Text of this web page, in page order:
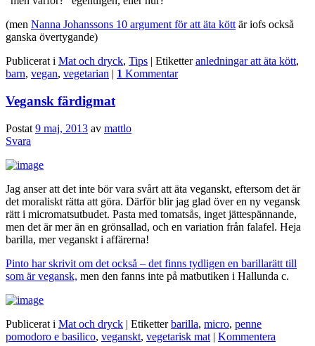
(men Nanna Johanssons 10 argument för att äta köttär iofs också
ganska övertygande)
Publicerat i Mat och dryck, Tips Etiketter anledningar att äta kött,
barn, vegan, vegetarian 1 Kommentar
Vegansk färdigmat
Postat 9 maj, 2013 av mattlo
Svara
Jag anser att det inte bör vara svårt att äta veganskt, eftersom det är
det moraliskt rätta att göra. Därför blir jag glad över en ny vegansk
rätt i micromatsutbudet. Pasta med tomatsås, inget jättespännande,
men det är mer än en grönsallad, och en variation från falafel. Heja
barilla, mer veganskt i affärerna!
Pinto har skrivit om det också – det finns tydligen en barillarätt till
som är vegansk, men den fanns inte på matbutiken i Hallunda c.
Publicerat i Mat och dryck | Etiketter barilla, micro, penne
pomodoro e basilico, veganskt, vegetarisk mat | Kommentera